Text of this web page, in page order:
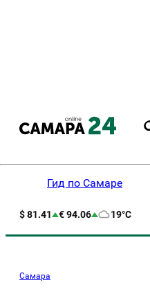
Гид по Самаре
$ 81.41 € 94.06 19°C
Самара